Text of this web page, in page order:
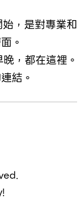
，是對專業和
。
，都在這裡。
結。